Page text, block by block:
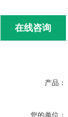
在线咨询
产品：
您的单位：